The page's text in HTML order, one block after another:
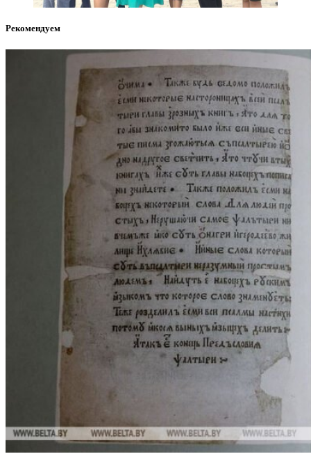
Рекомендуем